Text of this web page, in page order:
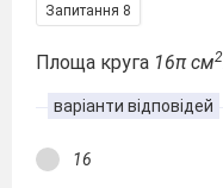
Запитання 8
Площа круга 16π см2
варіанти відповідей
16